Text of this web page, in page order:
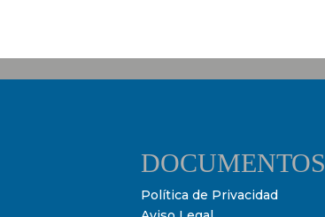
DOCUMENTOS
Política de Privacidad